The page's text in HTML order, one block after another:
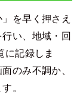
を早く押さえ
い、地域・回
に記録しま
のみ不調か、
。